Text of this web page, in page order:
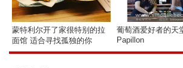
蒙特利尔开了家很特别的拉
面馆 适合寻找孤独的你
葡萄酒爱好者的天
Papillon